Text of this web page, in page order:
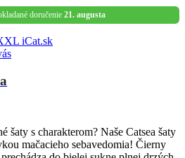
doručenie 21. augusta
šaty s charakterom? Naše Catsea šaty
mačacieho sebavedomia! Čierny